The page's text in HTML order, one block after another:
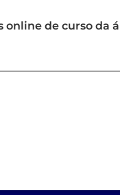
online de curso da